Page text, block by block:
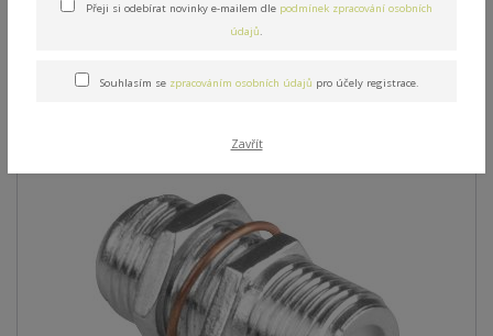
Redukce SENCOR SAV 185-
000
Přeji si odebírat novinky e-mailem dle podmínek zpracování osobních
údajů.
Souhlasím se zpracováním osobních údajů pro účely registrace.
Zavřít